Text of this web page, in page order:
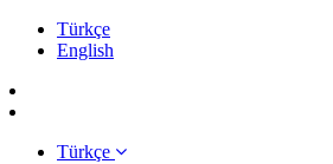
Türkçe
English
Türkçe